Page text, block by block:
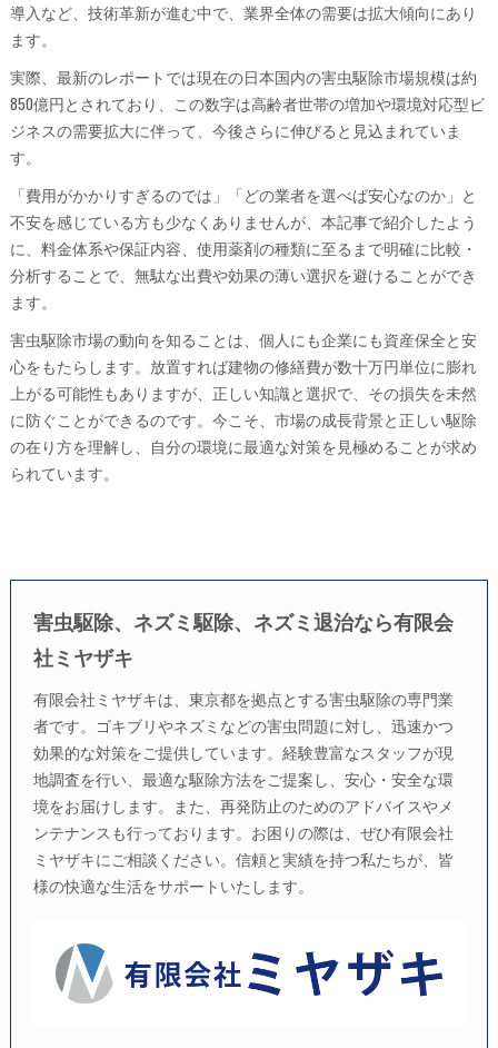
導入など、技術革新が進む中で、業界全体の需要は拡大傾向にあり
ます。
実際、最新のレポートでは現在の日本国内の害虫駆除市場規模は約
850億円とされており、この数字は高齢者世帯の増加や環境対応型ビ
ジネスの需要拡大に伴って、今後さらに伸びると見込まれていま
す。
「費用がかかりすぎるのでは」「どの業者を選べば安心なのか」と
不安を感じている方も少なくありませんが、本記事で紹介したよう
に、料金体系や保証内容、使用薬剤の種類に至るまで明確に比較・
分析することで、無駄な出費や効果の薄い選択を避けることができ
ます。
害虫駆除市場の動向を知ることは、個人にも企業にも資産保全と安
心をもたらします。放置すれば建物の修繕費が数十万円単位に膨れ
上がる可能性もありますが、正しい知識と選択で、その損失を未然
に防ぐことができるのです。今こそ、市場の成長背景と正しい駆除
の在り方を理解し、自分の環境に最適な対策を見極めることが求め
られています。
害虫駆除、ネズミ駆除、ネズミ退治なら有限会
社ミヤザキ
有限会社ミヤザキは、東京都を拠点とする害虫駆除の専門業
者です。ゴキブリやネズミなどの害虫問題に対し、迅速かつ
効果的な対策をご提供しています。経験豊富なスタッフが現
地調査を行い、最適な駆除方法をご提案し、安心・安全な環
境をお届けします。また、再発防止のためのアドバイスやメ
ンテナンスも行っております。お困りの際は、ぜひ有限会社
ミヤザキにご相談ください。信頼と実績を持つ私たちが、皆
様の快適な生活をサポートいたします。